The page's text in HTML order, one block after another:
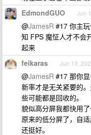
EdmondGUO Jun
@JamesR #17 你主
知 FPS 魔怔人才不会
起来
feikaras Jun 19,
@JamesR #17 那你
新率才是无关紧要的
些可能都是回收的。
貌似高分屏我都快用
原来的低分屏了，自
还挺好。